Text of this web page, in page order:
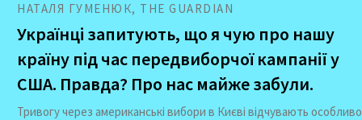
НАТАЛЯ ГУМЕНЮК, THE GUARDIAN
Українці запитують, що я чую про нашу
країну під час передвиборчої кампанії у
США. Правда? Про нас майже забули.
Тривогу через американські вибори в Києві відчувають особливо